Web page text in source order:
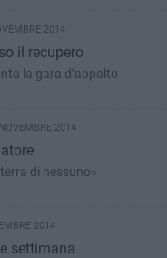
2014
il recupero
la gara d’appalto
2014
di nessuno»
2014
settimana